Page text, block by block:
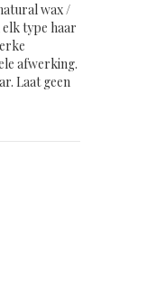
wax /
type haar
afwerking.
Laat geen